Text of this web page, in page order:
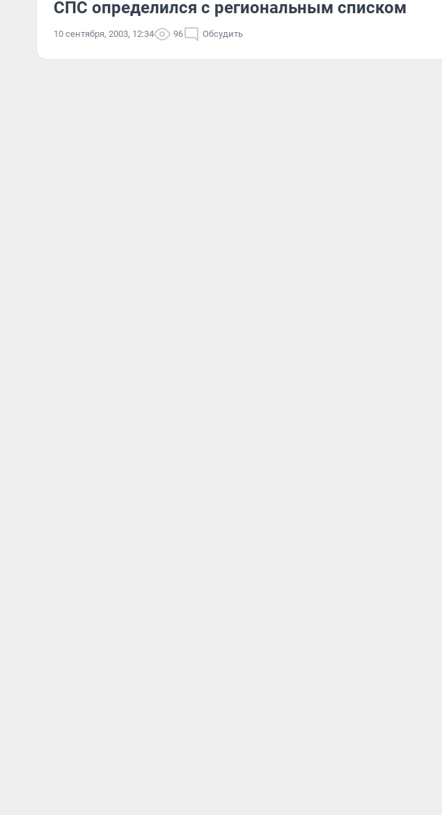
СПС определился с региональным списком
10 сентября, 2003, 12:34 96 Обсудить